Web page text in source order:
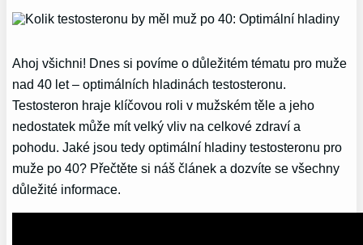
Ahoj všichni! Dnes si povíme o důležitém tématu pro muže
nad 40 let – optimálních hladinách testosteronu.
Testosteron hraje klíčovou roli v mužském těle a jeho
nedostatek může mít velký vliv na celkové zdraví a
pohodu. Jaké jsou tedy optimální hladiny testosteronu pro
muže po 40? Přečtěte si náš článek a dozvíte se všechny
důležité informace.